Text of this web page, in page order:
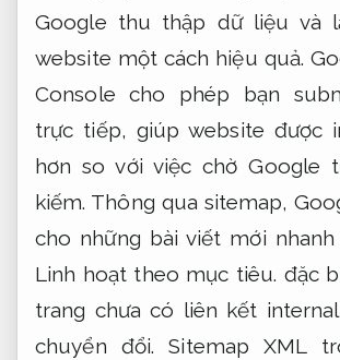
Google thu thập dữ liệu và
website một cách hiệu quả.
Console cho phép bạn
trực tiếp, giúp website được
hơn so với việc chờ Google
kiếm. Thông qua sitemap,
cho những bài viết mới nhanh
Linh hoạt theo mục tiêu. đặc
trang chưa có liên kết
chuyển đổi. Sitemap XML